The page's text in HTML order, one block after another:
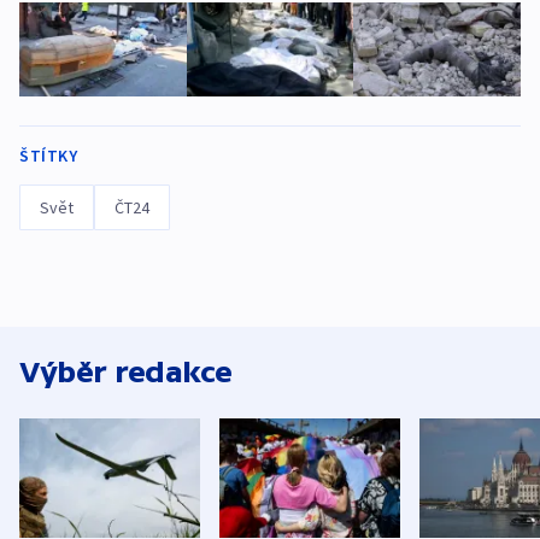
ŠTÍTKY
Svět ČT24
Výběr redakce